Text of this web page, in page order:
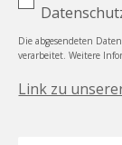
Die abgesendeten
verarbeitet. Weitere
Link zu